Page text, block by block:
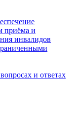
приёма и
инвалидов
и ответах